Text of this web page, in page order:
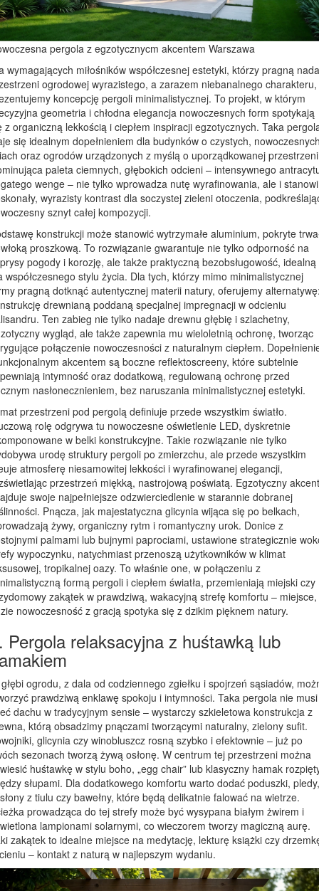
pergola z egzotycznycm akcentem Warszawa
wymagających miłośników współczesnej estetyki, którzy pragną
ogrodowej wyrazistego, a zarazem niebanalnego charakteru,
koncepcję pergoli minimalistycznej. To projekt, w którym
geometria i chłodna elegancja nowoczesnych form spotykają
z organiczną lekkością i ciepłem inspiracji egzotycznych. Taka
się idealnym dopełnieniem dla budynków o czystych,
oraz ogrodów urządzonych z myślą o uporządkowanej
paleta ciemnych, głębokich odcieni – intensywnego
wenge – nie tylko wprowadza nutę wyrafinowania, ale i stanowi
wyrazisty kontrast dla soczystej zieleni otoczenia,
sznyt całej kompozycji.
konstrukcji może stanowić wytrzymałe aluminium, pokryte
proszkową. To rozwiązanie gwarantuje nie tylko odporność na
pogody i korozję, ale także praktyczną bezobsługowość, idealną
współczesnego stylu życia. Dla tych, którzy mimo minimalistycznej
pragną dotknąć autentycznej materii natury, oferujemy
drewnianą poddaną specjalnej impregnacji w odcieniu
Ten zabieg nie tylko nadaje drewnu głębię i szlachetny,
wygląd, ale także zapewnia mu wieloletnią ochronę, tworząc
połączenie nowoczesności z naturalnym ciepłem.
akcentem są boczne reflektoscreeny, które subtelnie
intymność oraz dodatkową, regulowaną ochronę przed
nasłonecznieniem, bez naruszania minimalistycznej estetyki.
przestrzeni pod pergolą definiuje przede wszystkim światło.
rolę odgrywa tu nowoczesne oświetlenie LED, dyskretnie
w belki konstrukcyjne. Takie rozwiązanie nie tylko
urodę struktury pergoli po zmierzchu, ale przede wszystkim
atmosferę niesamowitej lekkości i wyrafinowanej elegancji,
przestrzeń miękką, nastrojową poświatą. Egzotyczny akcent
swoje najpełniejsze odzwierciedlenie w starannie dobranej
Pnącza, jak majestatyczna glicynia wijąca się po belkach,
żywy, organiczny rytm i romantyczny urok. Donice z
palmami lub bujnymi paprociami, ustawione strategicznie
wypoczynku, natychmiast przenoszą użytkowników w klimat
tropikalnej oazy. To właśnie one, w połączeniu z
formą pergoli i ciepłem światła, przemieniają miejski czy
zakątek w prawdziwą, wakacyjną strefę komfortu – miejsce,
nowoczesność z gracją spotyka się z dzikim pięknem natury.
Pergola relaksacyjna z huśtawką lub
ogrodu, z dala od codziennego zgiełku i spojrzeń sąsiadów,
prawdziwą enklawę spokoju i intymności. Taka pergola nie musi
dachu w tradycyjnym sensie – wystarczy szkieletowa konstrukcja z
którą obsadzimy pnączami tworzącymi naturalny, zielony sufit.
glicynia czy winobluszcz rosną szybko i efektownie – już po
sezonach tworzą żywą osłonę. W centrum tej przestrzeni można
huśtawkę w stylu boho, „egg chair” lub klasyczny hamak
słupami. Dla dodatkowego komfortu warto dodać poduszki, pledy,
z tiulu czy bawełny, które będą delikatnie falować na wietrze.
prowadząca do tej strefy może być wysypana białym żwirem i
lampionami solarnymi, co wieczorem tworzy magiczną aurę.
zakątek to idealne miejsce na medytację, lekturę książki czy
– kontakt z naturą w najlepszym wydaniu.